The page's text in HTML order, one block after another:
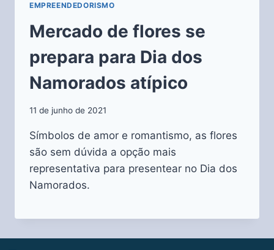
EMPREENDEDORISMO
Mercado de flores se
prepara para Dia dos
Namorados atípico
11 de junho de 2021
Símbolos de amor e romantismo, as flores
são sem dúvida a opção mais
representativa para presentear no Dia dos
Namorados.